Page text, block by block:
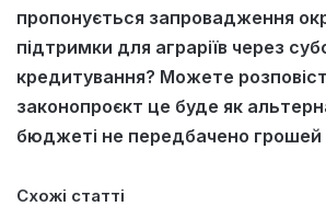
пропонується запровадження
підтримки для аграріїв через
кредитування? Можете
законопроєкт це буде як
бюджеті не передбачено
Схожі статті